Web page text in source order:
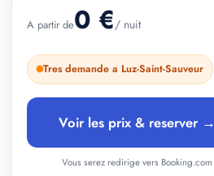
A partir de0 €/ nuit
Tres demande a Luz-Saint-Sauveur
Voir les prix & reserver →
Vous serez redirige vers Booking.com